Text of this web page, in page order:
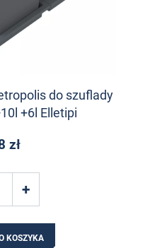
do szuflady
+6l Elletipi
zł
KOSZYKA